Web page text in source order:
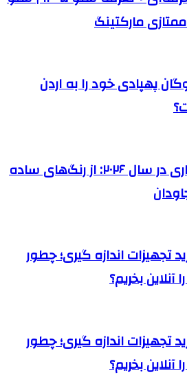
مارکتینگ
پهپادی خود را به اردن
انتخاب کاغذ دیواری در سال ۲۰۲۶: از رنگ‌های ساده
تجهیزات اندازه گیری؛ چطور
آنلاین بخریم؟
تجهیزات اندازه گیری؛ چطور
آنلاین بخریم؟